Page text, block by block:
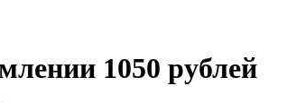
1050 рублей